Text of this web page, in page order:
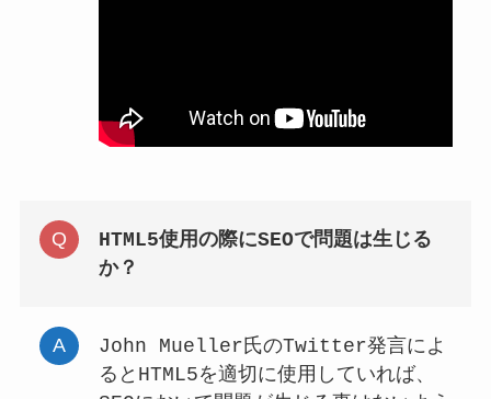
HTML5使用の際にSEOで問題は生じる
か？
John Mueller氏のTwitter発言によ
るとHTML5を適切に使用していれば、